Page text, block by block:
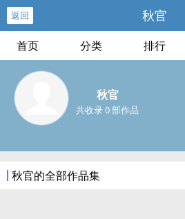
返回 秋官
首页 分类 排行
秋官
共收录 0 部作品
秋官的全部作品集